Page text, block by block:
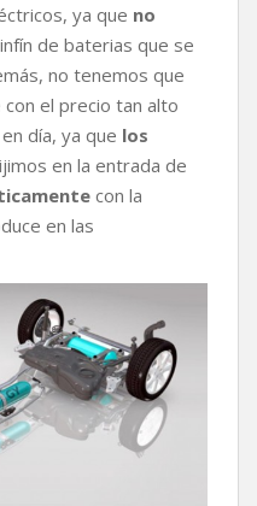
ya que no
de baterias que se
no tenemos que
el precio tan alto
día, ya que los
en la entrada de
con la
en las